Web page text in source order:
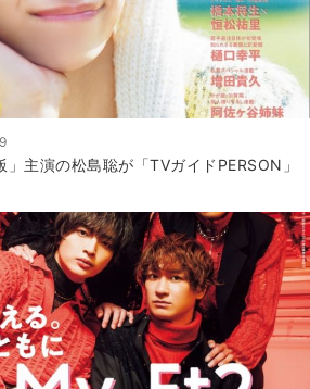
」主演の松島聡が「TVガイドPERSON」